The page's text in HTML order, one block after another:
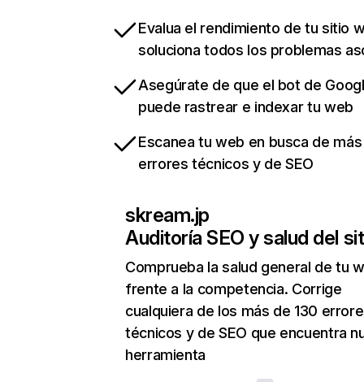
Evalua el rendimiento de tu sitio
soluciona todos los problemas
Asegúrate de que el bot de
puede rastrear e indexar tu web
Escanea tu web en busca de
errores técnicos y de SEO
skream.jp
Auditoría SEO y salud del
Comprueba la salud general de tu
frente a la competencia. Corrige
cualquiera de los más de 130
técnicos y de SEO que encuentra
herramienta